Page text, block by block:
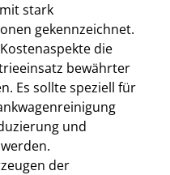
stark
gekennzeichnet.
die
bewährter
Es sollte speziell für
und
der